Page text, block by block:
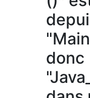
donc